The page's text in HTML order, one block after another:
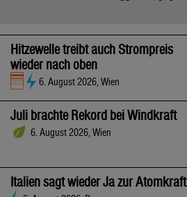
Hitzewelle treibt auch Strompreis
wieder nach oben
6. August 2026, Wien
Juli brachte Rekord bei Windkraft
6. August 2026, Wien
Italien sagt wieder Ja zur Atomkraft